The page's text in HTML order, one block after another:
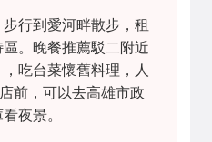
行到愛河畔散步，租
。晚餐推薦駁二附近
吃台菜懷舊料理，人
前，可以去高雄市政
夜景。